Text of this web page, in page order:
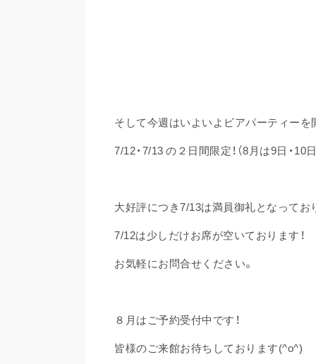
そして今週はいよいよビアパーティー
7/12・7/13 の２日間限定！（8月は9日・10日
大好評につき7/13は満員御礼となってお
7/12は少しだけお席が空いております！
お気軽にお問合せください。
８月はご予約受付中です！
皆様のご来館お待ちしております(^o^)